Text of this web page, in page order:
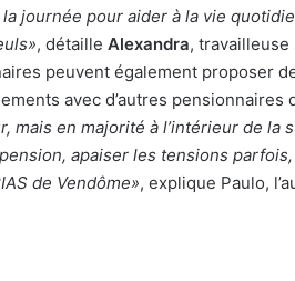
journée pour aider à la vie
, détaille Alexandra,
peuvent également proposer
avec d’autres pensionnaires
mais en majorité à l’intérieur de
apaiser les tensions
de Vendôme», explique Paulo,